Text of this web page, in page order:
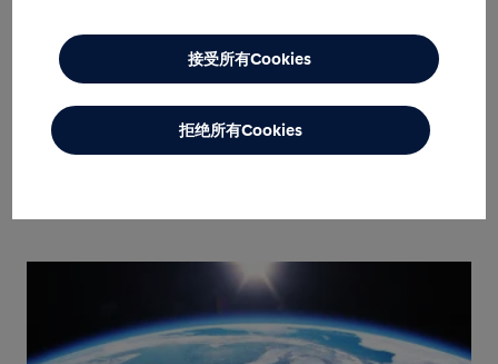
接受所有Cookies
拒绝所有Cookies